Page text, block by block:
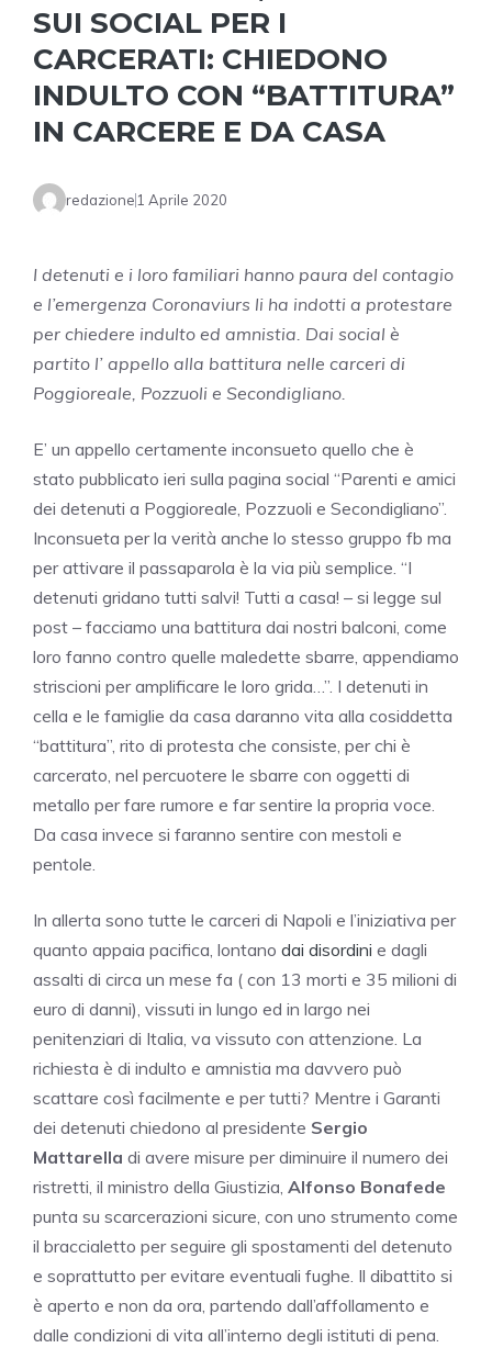
SUI SOCIAL PER I
CARCERATI: CHIEDONO
INDULTO CON “BATTITURA”
IN CARCERE E DA CASA
redazione 1 Aprile 2020
I detenuti e i loro familiari hanno paura del contagio
e l’emergenza Coronaviurs li ha indotti a protestare
per chiedere indulto ed amnistia. Dai social è
partito l’ appello alla battitura nelle carceri di
Poggioreale, Pozzuoli e Secondigliano.
E’ un appello certamente inconsueto quello che è
stato pubblicato ieri sulla pagina social “Parenti e amici
dei detenuti a Poggioreale, Pozzuoli e Secondigliano”.
Inconsueta per la verità anche lo stesso gruppo fb ma
per attivare il passaparola è la via più semplice. “I
detenuti gridano tutti salvi! Tutti a casa! – si legge sul
post – facciamo una battitura dai nostri balconi, come
loro fanno contro quelle maledette sbarre, appendiamo
striscioni per amplificare le loro grida…”. I detenuti in
cella e le famiglie da casa daranno vita alla cosiddetta
“battitura”, rito di protesta che consiste, per chi è
carcerato, nel percuotere le sbarre con oggetti di
metallo per fare rumore e far sentire la propria voce.
Da casa invece si faranno sentire con mestoli e
pentole.
In allerta sono tutte le carceri di Napoli e l’iniziativa per
quanto appaia pacifica, lontano dai disordini e dagli
assalti di circa un mese fa ( con 13 morti e 35 milioni di
euro di danni), vissuti in lungo ed in largo nei
penitenziari di Italia, va vissuto con attenzione. La
richiesta è di indulto e amnistia ma davvero può
scattare così facilmente e per tutti? Mentre i Garanti
dei detenuti chiedono al presidente Sergio
Mattarella di avere misure per diminuire il numero dei
ristretti, il ministro della Giustizia, Alfonso Bonafede
punta su scarcerazioni sicure, con uno strumento come
il braccialetto per seguire gli spostamenti del detenuto
e soprattutto per evitare eventuali fughe. Il dibattito si
è aperto e non da ora, partendo dall’affollamento e
dalle condizioni di vita all’interno degli istituti di pena.